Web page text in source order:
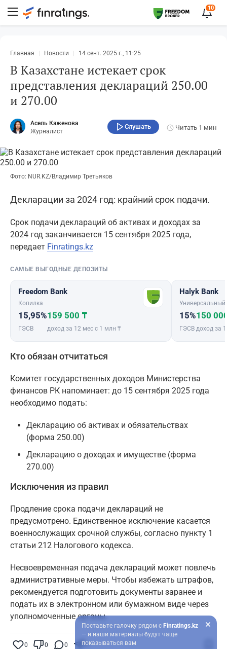
10
Главная Новости 14 сент. 2025 г., 11:25
В Казахстане истекает срок
представления деклараций 250.00
и 270.00
Асель Каженова
Журналист
Слушать Читать 1 мин
Фото: NUR.KZ/Владимир Третьяков
Декларации за 2024 год: крайний срок подачи.
Срок подачи деклараций об активах и доходах за
2024 год заканчивается 15 сентября 2025 года,
передает Finratings.kz
САМЫЕ ВЫГОДНЫЕ ДЕПОЗИТЫ
Freedom Bank
Копилка
15,95%
ГЭСВ
159 500 ₸
доход за 12 мес с 1 млн ₸
Halyk Bank
Универсальный
15%
ГЭСВ
150
доход за
Кто обязан отчитаться
Комитет государственных доходов Министерства
финансов РК напоминает: до 15 сентября 2025 года
необходимо подать:
Декларацию об активах и обязательствах
(форма 250.00)
Декларацию о доходах и имуществе (форма
270.00)
Исключения из правил
Продление срока подачи деклараций не
предусмотрено. Единственное исключение касается
военнослужащих срочной службы, согласно пункту 1
статьи 212 Налогового кодекса.
Несвоевременная подача деклараций может повлечь
административные меры. Чтобы избежать штрафов,
рекомендуется подготовить документы заранее и
подать их в электронном или бумажном виде через
уполномоченные органы.
0 0 0 0
Поставьте галочку рядом с Finratings.kz
— и наши материалы будут чаще
показываться вам